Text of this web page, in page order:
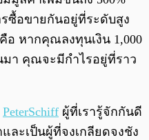
ซื้อขายกันอยู่ที่ระดับสูง
อ หากคุณลงทุนเงิน 1,000
า คุณจะมีกำไรอยู่ที่ราว
PeterSchiff ผู้ที่เรารู้จักกันดี
ละเป็นผู้ที่จงเกลียดจงชัง